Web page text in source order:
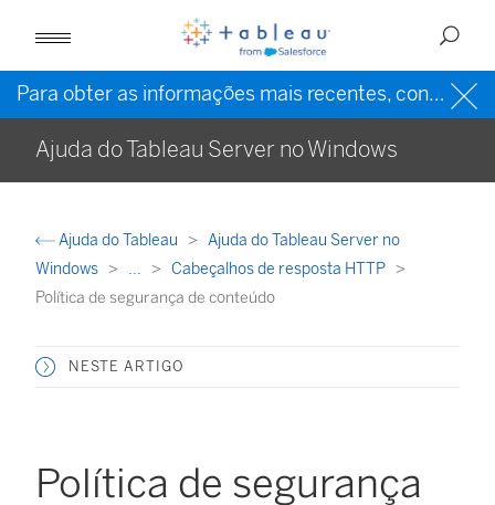
Para obter as informações mais recentes, consulte a
Ajuda do Tableau Server no Windows
Ajuda do Tableau
Ajuda do Tableau Server no
Windows
...
Cabeçalhos de resposta HTTP
Política de segurança de conteúdo
NESTE ARTIGO
Política de segurança